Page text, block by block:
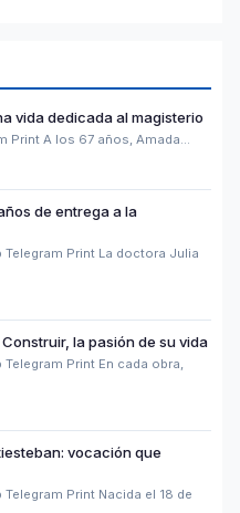
vida dedicada al magisterio
Print A los 67 años, Amada…
de entrega a la
Print La doctora Julia
la pasión de su vida
Print En cada obra,
vocación que
Print Nacida el 18 de